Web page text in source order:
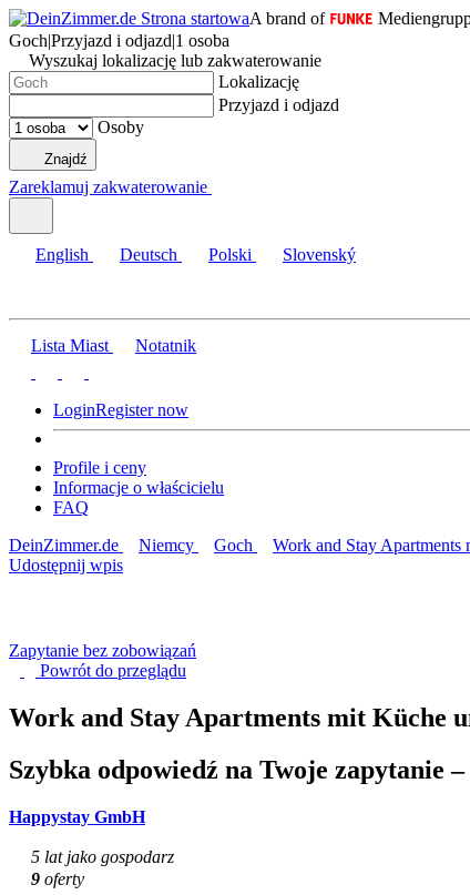
A brand of
Goch|Przyjazd i odjazd|1 osoba
Wyszukaj lokalizację lub zakwaterowanie
Lokalizację
Przyjazd i odjazd
Osoby
Znajdź
Zareklamuj zakwaterowanie
English Deutsch Polski Slovenský
Lista Miast Notatnik
LoginRegister now
Profile i ceny
Informacje o właścicielu
FAQ
DeinZimmer.de
Niemcy Goch
Work and Stay
Udostępnij wpis
Zapytanie bez zobowiązań
Powrót do przeglądu
Work and Stay Apartments mit Küche
Szybka odpowiedź na Twoje zapytanie
Happystay GmbH
5 lat jako gospodarz
9 oferty